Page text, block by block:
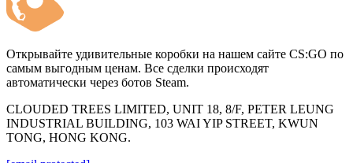
Открывайте удивительные коробки на нашем сайте CS:GO по
самым выгодным ценам. Все сделки происходят
автоматически через ботов Steam.
CLOUDED TREES LIMITED, UNIT 18, 8/F, PETER LEUNG
INDUSTRIAL BUILDING, 103 WAI YIP STREET, KWUN
TONG, HONG KONG.